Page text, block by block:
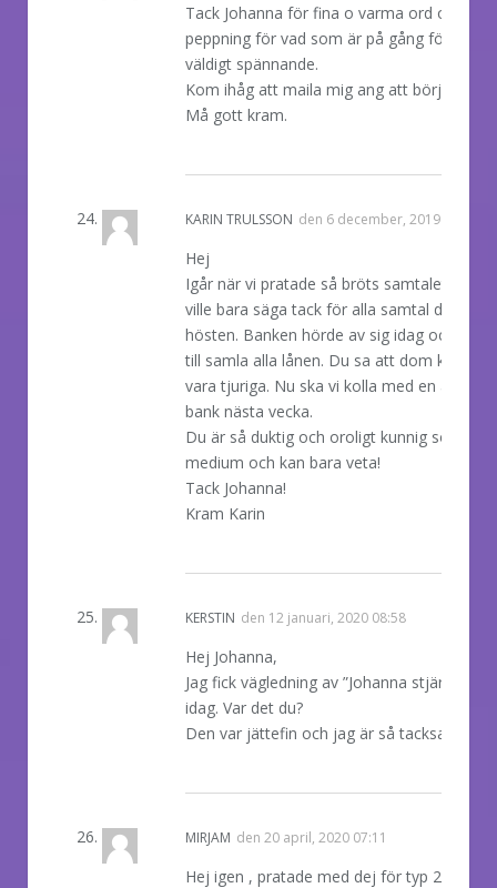
Tack Johanna för fina o varma ord och
peppning för vad som är på gång för mig
väldigt spännande.
Kom ihåg att maila mig ang att börja odla.
Må gott kram.
KARIN TRULSSON den 6 december, 2019 01:25
Hej
Igår när vi pratade så bröts samtalet. Jag
ville bara säga tack för alla samtal denna
hösten. Banken hörde av sig idag och sa
till samla alla lånen. Du sa att dom kommer
vara tjuriga. Nu ska vi kolla med en annan
bank nästa vecka.
Du är så duktig och oroligt kunnig som
medium och kan bara veta!
Tack Johanna!
Kram Karin
KERSTIN den 12 januari, 2020 08:58
Hej Johanna,
Jag fick vägledning av ”Johanna stjärnöga”
idag. Var det du?
Den var jättefin och jag är så tacksam!
MIRJAM den 20 april, 2020 07:11
Hej igen , pratade med dej för typ 2veckor